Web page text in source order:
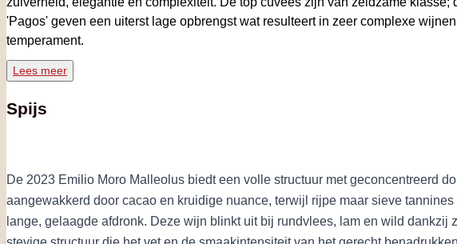
'Pagos' geven een uiterst lage opbrengst wat resulteert in zeer complexe
temperament.
In 1987 werden er door Emilio Moro voor het eerst eigen wijnen onder eigen
kwaliteitsstandaarden en een innovatieve bedrijfsvoering is het tevens een van
laten we zeker niet vergeten dat de oude wijngaarden van Emilio Moro zijn
appelatie/ribera-del-duero/">Ribera del Dueromet een volstrekt uniek en
In 2017 heeft Wine Spectator de (2015)Emilio Moroop de 59th plaats gezet in
Lees meer
Spijs
De 2023 Emilio Moro Malleolus biedt een volle structuur met geconcentreerd
aangewakkerd door cacao en kruidige nuance, terwijl rijpe maar sieve
lange, gelaagde afdronk. Deze wijn blinkt uit bij rundvlees, lam en wild dankzij